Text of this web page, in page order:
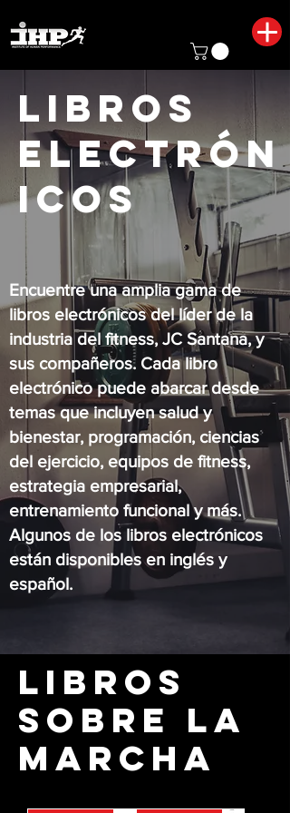
Libros
electrón
icos
Encuentre una amplia gama de
libros electrónicos del líder de la
industria del fitness, JC Santana, y
sus compañeros. Cada libro
electrónico puede abarcar desde
temas que incluyen salud y
bienestar, programación, ciencias
del ejercicio, equipos de fitness,
estrategia empresarial,
entrenamiento funcional y más.
Algunos de los libros electrónicos
están disponibles en inglés y
español.
LIBROS
SOBRE LA
MARCHA